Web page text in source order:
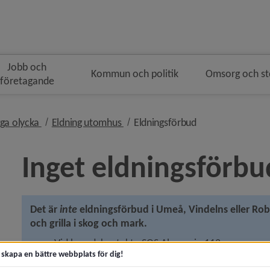
Jobb och
företagande
Kommun och politik Omsorg och
olycka nivå i brödsmulenavigeringen
Eldning utomhus nivå i brödsmulenavigeringen
Eldningsförbudnivå i
för Samhällsutveckling och hållbarhet
för Bygga nytt, ändra eller riva
Inget
Det är inte eldningsförbud i Umeå, Vindelns eller
och grilla i skog och mark.
Vid brand, kontakta SOS Alarm via 112.
There is no fire ban in Umeå, Vindelns or
en bättre webbplats för dig!